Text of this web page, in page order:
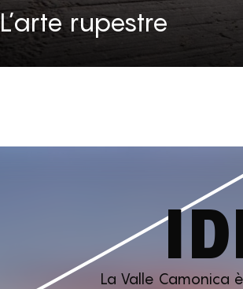
L’arte rupestre
La Valle Camonica